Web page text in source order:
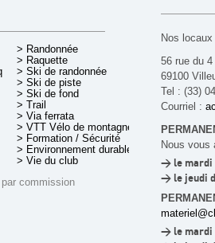
> Randonnée
> Raquette
> Ski de randonnée
> Ski de piste
> Ski de fond
> Trail
> Via ferrata
> VTT Vélo de montagne
> Formation / Sécurité
> Environnement durable
> Vie du club
commission
Nos
56 rue du
69100
Tel : (33)
Courriel :
Nous vous
> le mardi
> le jeudi
> le mardi